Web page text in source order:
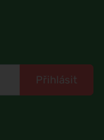
Přihlásit